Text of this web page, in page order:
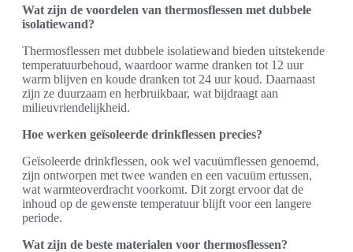
Wat zijn de voordelen van thermosflessen met dubbele
isolatiewand?
Thermosflessen met dubbele isolatiewand bieden uitstekende
temperatuurbehoud, waardoor warme dranken tot 12 uur
warm blijven en koude dranken tot 24 uur koud. Daarnaast
zijn ze duurzaam en herbruikbaar, wat bijdraagt aan
milieuvriendelijkheid.
Hoe werken geïsoleerde drinkflessen precies?
Geïsoleerde drinkflessen, ook wel vacuümflessen genoemd,
zijn ontworpen met twee wanden en een vacuüm ertussen,
wat warmteoverdracht voorkomt. Dit zorgt ervoor dat de
inhoud op de gewenste temperatuur blijft voor een langere
periode.
Wat zijn de beste materialen voor thermosflessen?